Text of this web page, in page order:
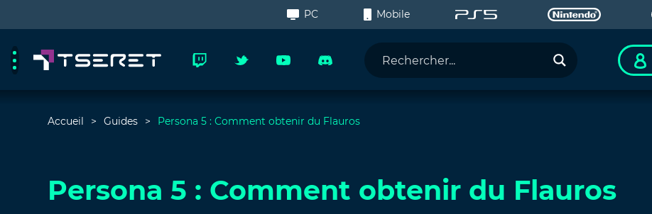
PC Mobile
Accueil Guides Persona 5 : Comment obtenir du Flauros
Persona 5 : Comment obtenir du Flauros